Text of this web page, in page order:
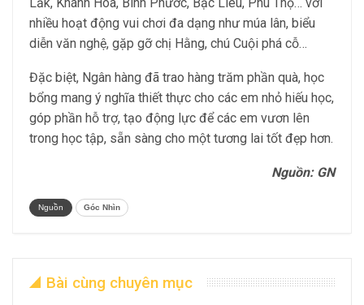
Lắk, Khánh Hòa, Bình Phước, Bạc Liêu, Phú Thọ… với
nhiều hoạt động vui chơi đa dạng như múa lân, biểu
diễn văn nghệ, gặp gỡ chị Hằng, chú Cuội phá cỗ…
Đặc biệt, Ngân hàng đã trao hàng trăm phần quà, học
bổng mang ý nghĩa thiết thực cho các em nhỏ hiếu học,
góp phần hỗ trợ, tạo động lực để các em vươn lên
trong học tập, sẵn sàng cho một tương lai tốt đẹp hơn.
Nguồn: GN
Nguồn Góc Nhìn
Bài cùng chuyên mục